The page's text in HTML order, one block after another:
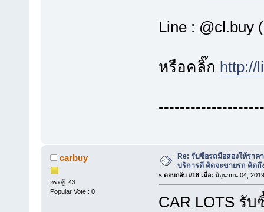
Line :
หรือคลิ๊ก http://
carbuy
กระทู้: 43
Popular Vote : 0
Re: รับซื้อรถมือสองให้ราค
บริการดี คิดจะขายรถ คิดถึ
« ตอบกลับ #18 เมื่อ: มิถุนายน 04,
CAR LOTS รั